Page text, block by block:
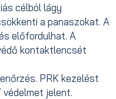
célból lágy
a panaszokat. A
előfordulhat. A
kontaktlencsét
PRK kezelést
jelent.